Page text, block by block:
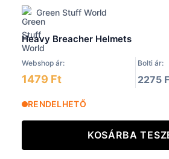
Green Stuff World
Heavy Breacher Helmets
Webshop ár: Bolti ár:
1479 Ft 2275
RENDELHETŐ
KOSÁRBA